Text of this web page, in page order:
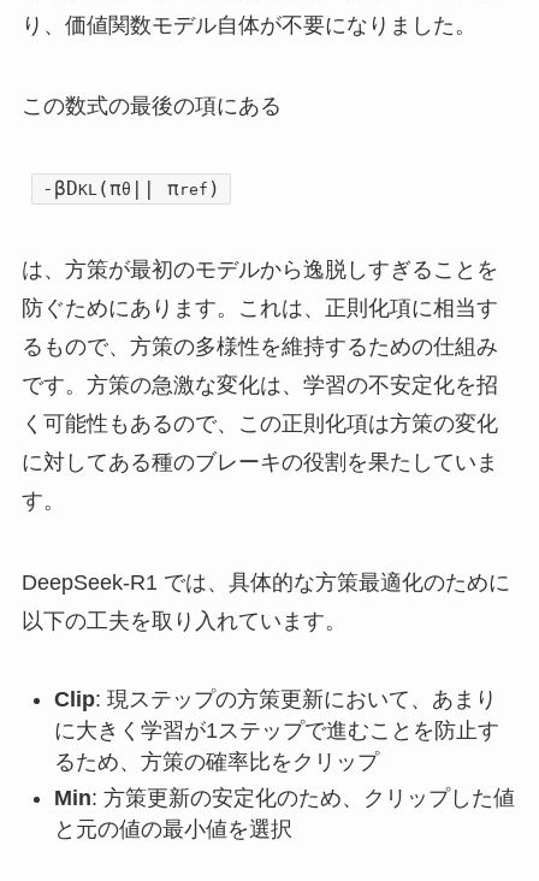
り、価値関数モデル自体が不要になりました。
この数式の最後の項にある
-βDKL (πθ || πref )
は、方策が最初のモデルから逸脱しすぎることを
防ぐためにあります。これは、正則化項に相当す
るもので、方策の多様性を維持するための仕組み
です。方策の急激な変化は、学習の不安定化を招
く可能性もあるので、この正則化項は方策の変化
に対してある種のブレーキの役割を果たしていま
す。
DeepSeek-R1 では、具体的な方策最適化のために
以下の工夫を取り入れています。
Clip: 現ステップの方策更新において、あまり
に大きく学習が1ステップで進むことを防止す
るため、方策の確率比をクリップ
Min: 方策更新の安定化のため、クリップした値
と元の値の最小値を選択